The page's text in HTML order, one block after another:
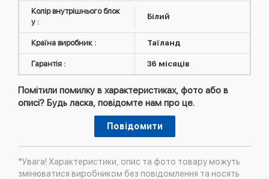
Колір внутрішнього блок
у :
Білий
Країна виробник : Таїланд
Гарантія : 36 місяців
Помітили помилку в характеристиках, фото або в
описі? Будь ласка, повідомте нам про це.
Повідомити
*Увага! Характеристики, опис та фото товару можуть
змінюватися виробником без повідомлення та носять